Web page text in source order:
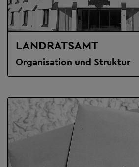
LANDRATSAMT
Organisation und Struktur